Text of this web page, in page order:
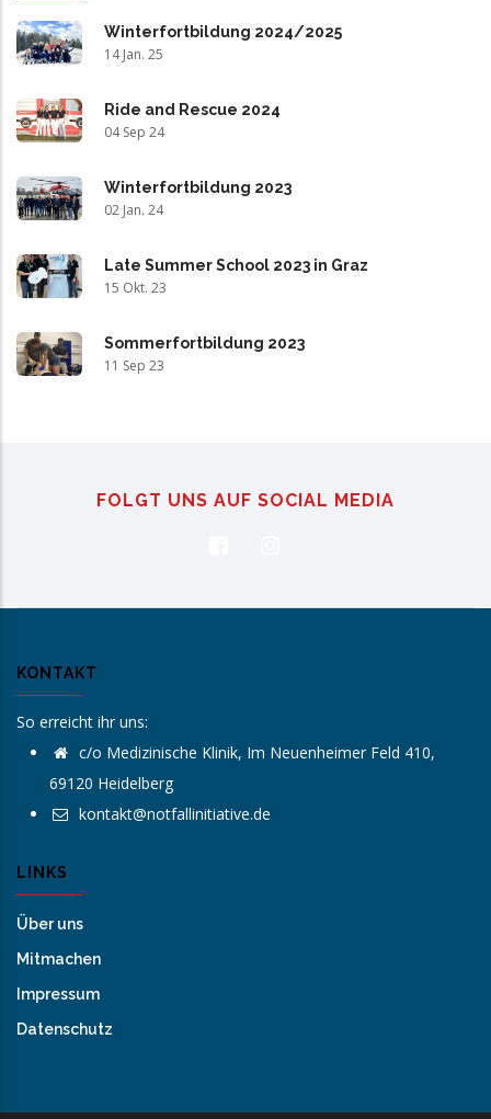
Winterfortbildung 2024/2025
14 Jan. 25
Ride and Rescue 2024
04 Sep 24
Winterfortbildung 2023
02 Jan. 24
Late Summer School 2023 in Graz
15 Okt. 23
Sommerfortbildung 2023
11 Sep 23
FOLGT UNS AUF SOCIAL MEDIA
KONTAKT
So erreicht ihr uns:
c/o Medizinische Klinik, Im Neuenheimer Feld 410,
69120 Heidelberg
kontakt@notfallinitiative.de
LINKS
Über uns
Mitmachen
Impressum
Datenschutz